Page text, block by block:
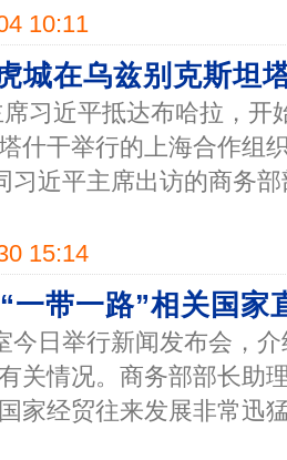
10:11
城在乌兹别克斯坦
习近平抵达布哈拉，开
什干举行的上海合作组
习近平主席出访的商务
15:14
一带一路”相关国家
今日举行新闻发布会，
关情况。商务部部长助
家经贸往来发展非常迅